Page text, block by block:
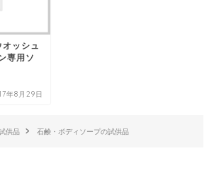
ッシュ
専用ソ
年8月29日
供品 石鹸・ボディソープの試供品